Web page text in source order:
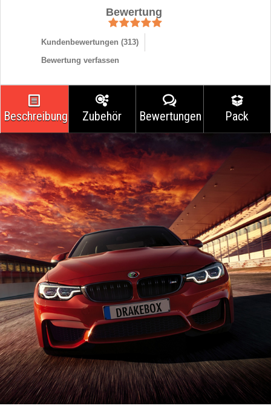
Bewertung
Kundenbewertungen (313)
Bewertung verfassen
Beschreibung Zubehör Bewertungen Pack